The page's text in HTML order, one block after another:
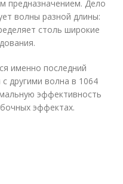
предназначением. Дело
волны разной длины:
столь широкие
именно последний
другими волна в 1064
эффективность
эффектах.